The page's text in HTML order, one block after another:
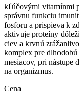
kľúčovými vitamínmi
správnu funkciu
fosforu a prispieva k
aktivuje proteíny
ciev a krvnú
komplex pre
mesiacov, pri nástupe
na organizmus.
Cena